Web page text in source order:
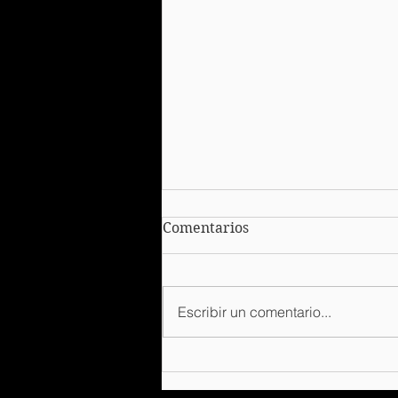
Comentarios
Escribir un comentario...